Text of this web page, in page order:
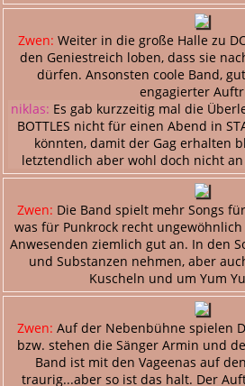
Zwen: Weiter in die große Halle zu
den Geniestreich loben, dass sie
dürfen. Ansonsten coole Band,
engagierter
niklas: Es gab kurzzeitig mal die
BOTTLES nicht für einen Abend in
könnten, damit der Gag erhalten
letztendlich aber wohl doch nicht
Zwen: Die Band spielt mehr Songs
was für Punkrock recht
Anwesenden ziemlich gut an. In den
und Substanzen nehmen, aber
Kuscheln und um Yum
Zwen: Auf der Nebenbühne spielen
bzw. stehen die Sänger Armin und
Band ist mit den Vageenas auf
traurig...aber so ist das halt. Der